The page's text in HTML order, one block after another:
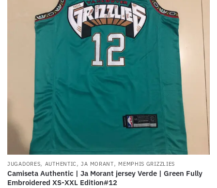
JUGADORES, AUTHENTIC,JA MORANT, MEMPHIS GRIZZLIES
Camiseta Authentic | Ja Morant jersey Verde | Green Fully
Embroidered XS-XXL Edition#12